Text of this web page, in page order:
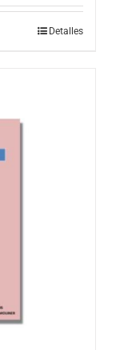
Detalles